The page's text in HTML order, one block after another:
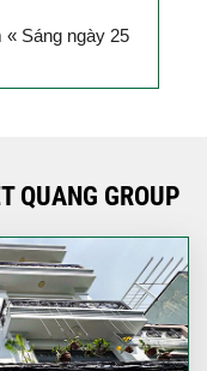
« Sáng ngày 25
QUANG GROUP